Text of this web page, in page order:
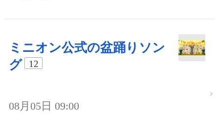
ミニオン公式の盆踊りソン
グ
12
08月05日 09:00